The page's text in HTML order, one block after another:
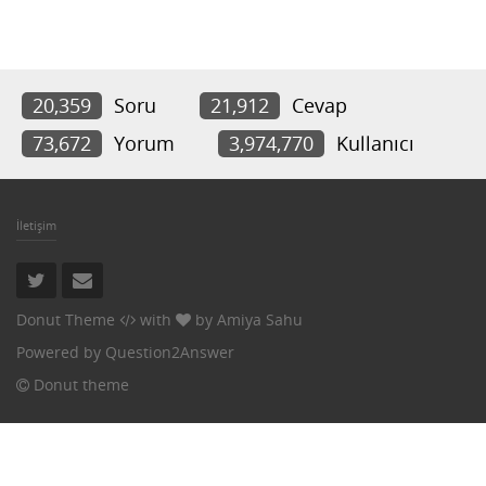
20,359 Soru 21,912
Cevap
73,672
Yorum 3,974,770 Kullanıcı
İletişim
Donut Theme with by Amiya Sahu
Powered by Question2Answer
Donut theme